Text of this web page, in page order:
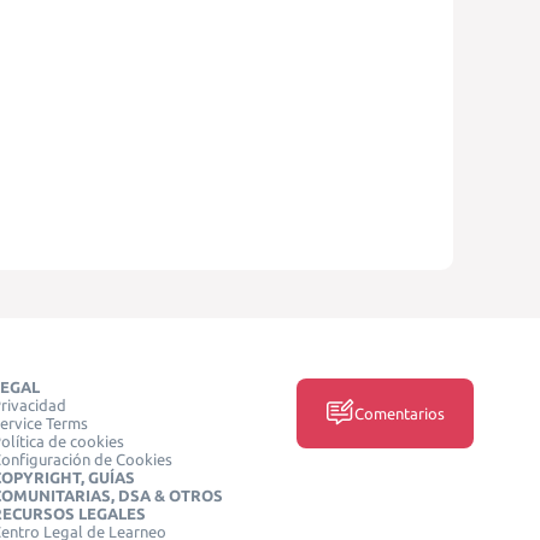
Terms
de cookies
de Cookies
GUÍAS
DSA & OTROS
LEGALES
Legal de Learneo
Comentarios